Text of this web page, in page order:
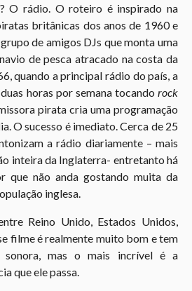
? O rádio. O roteiro é inspirado na
britânicas dos anos de 1960 e
de amigos DJs que monta uma
de pesca atracado na costa da
quando a principal rádio do país, a
horas por semana tocando rock
pirata cria uma programação
O sucesso é imediato. Cerca de 25
a rádio diariamente – mais
inteira da Inglaterra- entretanto há
que não anda gostando muita da
inglesa.
Reino Unido, Estados Unidos,
filme é realmente muito bom e tem
sonora, mas o mais incrível é a
que ele passa.